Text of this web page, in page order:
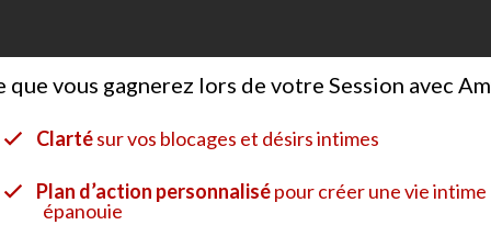
que vous gagnerez lors de votre Session avec
Clartésur vos blocages et désirs intimes
Plan d’action personnalisépour créer une vie intime
épanouie